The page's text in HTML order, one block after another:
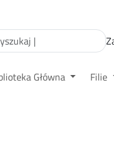
Główna Filie